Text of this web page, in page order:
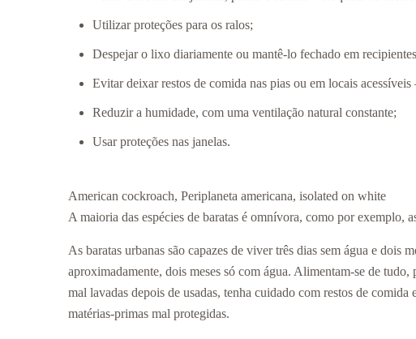
Utilizar proteções para os ralos;
Despejar o lixo diariamente ou mantê-lo fechado em
Evitar deixar restos de comida nas pias ou em locais
Reduzir a humidade, com uma ventilação natural constante;
Usar proteções nas janelas.
American cockroach, Periplaneta americana, isolated on white
A maioria das espécies de baratas é omnívora, como por exemplo,
As baratas urbanas são capazes de viver três dias sem água e dois
aproximadamente, dois meses só com água. Alimentam-se de
mal lavadas depois de usadas, tenha cuidado com restos de
matérias-primas mal protegidas.